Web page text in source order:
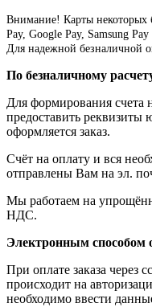
Внимание! Карты некоторых
Pay, Google Pay, Samsung
Для надежной безналичной
По безналичному
Для формирования счета
предоставить реквизиты
оформляется заказ.
Счёт на оплату и вся
отправлены Вам на эл.
Мы работаем на
НДС.
Электронным способом
При оплате заказа через
происходит на
необходимо ввести